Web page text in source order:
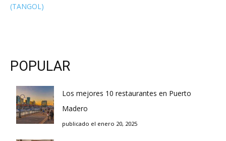
(TANGOL)
POPULAR
Los mejores 10 restaurantes en Puerto
Madero
publicado el enero 20, 2025